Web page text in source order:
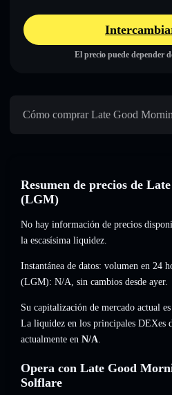
El precio puede depender
Cómo comprar Late Good
Resumen de precios de
(LGM)
No hay información de precios
la escasísima liquidez.
Instantánea de datos: volumen en 24
(LGM): N/A, sin cambios desde ayer.
Su capitalización de mercado actual
La liquidez en los principales DEXes
actualmente en N/A.
Opera con Late Good
Solflare